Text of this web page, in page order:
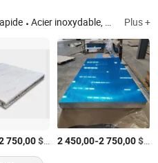
Acier inoxydable, acier au carbone, acier galvanisé, aluminium, cuivre, alliage d'aluminium, alliage de cuivre, alliage Hastelloy, alliage de nickel, alliage Monel Plus +
750,00$US /Tonne
2 450,00-2 750,00$US